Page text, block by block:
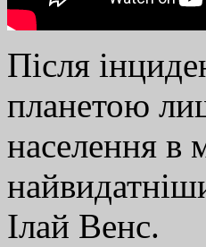
Після
планетою
населення в
Ілай Венс.